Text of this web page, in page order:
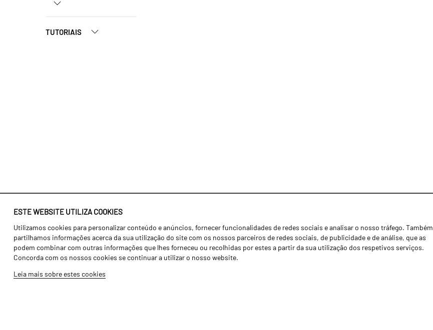
ESTE WEBSITE UTILIZA COOKIES
Utilizamos cookies para personalizar conteúdo e anúncios, fornecer funcionalidades de redes sociais e analisar o nosso tráfego. Também
partilhamos informações acerca da sua utilização do site com os nossos parceiros de redes sociais, de publicidade e de análise, que as
podem combinar com outras informações que lhes forneceu ou recolhidas por estes a partir da sua utilização dos respetivos serviços.
Concorda com os nossos cookies se continuar a utilizar o nosso website.
Leia mais sobre estes cookies
TUTORIAIS
Identidade
História
Fábrica / Produção
Recursos Humanos
Agricultura
Transportes
Gama Floresta
Notícias
Concessionários